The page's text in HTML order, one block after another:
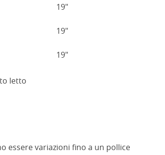
19"
19"
19"
letto
essere variazioni fino a un pollice